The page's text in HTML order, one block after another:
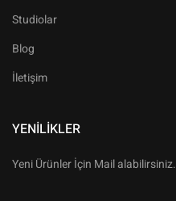
Studiolar
Blog
İletişim
YENILIKLER
Yeni Ürünler İçin Mail alabilirsiniz.